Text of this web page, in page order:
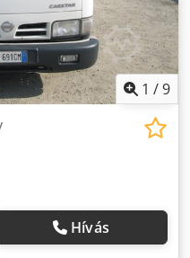
1 /9
Hívás